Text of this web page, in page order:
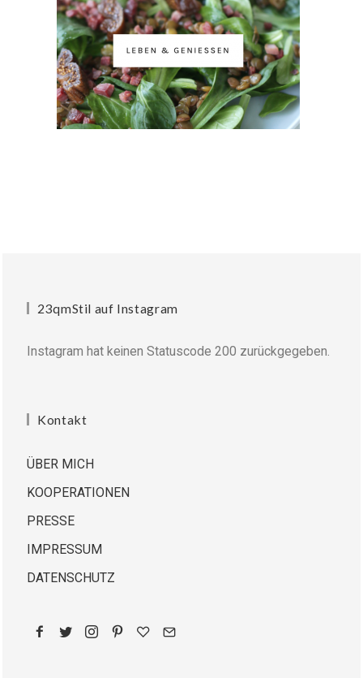
23qmStil auf Instagram
Instagram hat keinen Statuscode 200 zurückgegeben.
Kontakt
ÜBER MICH
KOOPERATIONEN
PRESSE
IMPRESSUM
DATENSCHUTZ